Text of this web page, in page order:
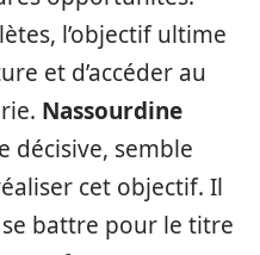
l’objectif ultime
et d’accéder au
Nassourdine
décisive, semble
cet objectif. Il
battre pour le titre